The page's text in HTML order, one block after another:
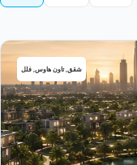
شقق, تاون هاوس, فلل